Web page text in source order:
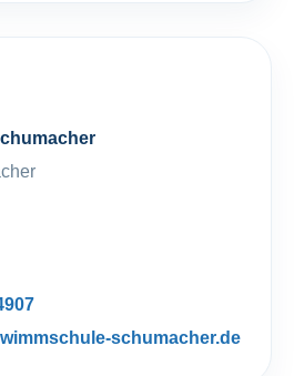
schumacher.de